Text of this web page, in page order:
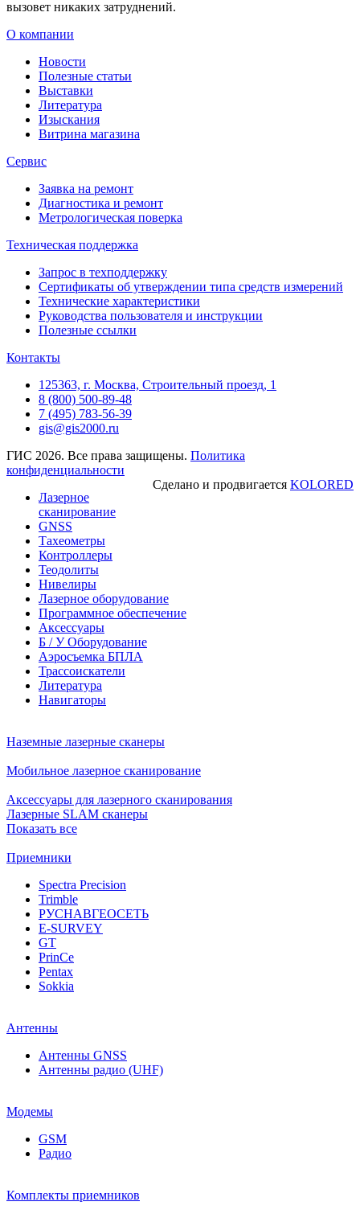
вызовет никаких затруднений.
О компании
Новости
Полезные статьи
Выставки
Литература
Изыскания
Витрина магазина
Сервис
Заявка на ремонт
Диагностика и ремонт
Метрологическая поверка
Техническая поддержка
Запрос в техподдержку
Сертификаты об утверждении типа средств измерений
Технические характеристики
Руководства пользователя и инструкции
Полезные ссылки
Контакты
125363, г. Москва, Строительный проезд, 1
8 (800) 500-89-48
7 (495) 783-56-39
gis@gis2000.ru
ГИС 2026. Все права защищены. Политика
конфиденциальности
Сделано и продвигается KOLORED
Лазерное
сканирование
GNSS
Тахеометры
Контроллеры
Теодолиты
Нивелиры
Лазерное оборудование
Программное обеспечение
Аксессуары
Б / У Оборудование
Аэросъемка БПЛА
Трассоискатели
Литература
Навигаторы
Наземные лазерные сканеры
Мобильное лазерное сканирование
Аксессуары для лазерного сканирования
Лазерные SLAM сканеры
Показать все
Приемники
Spectra Precision
Trimble
РУСНАВГЕОСЕТЬ
E-SURVEY
GT
PrinCe
Pentax
Sokkia
Антенны
Антенны GNSS
Антенны радио (UHF)
Модемы
GSM
Радио
Комплекты приемников